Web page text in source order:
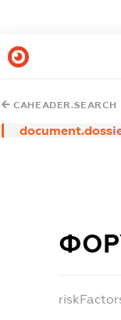
CAHEADER.SEARCH